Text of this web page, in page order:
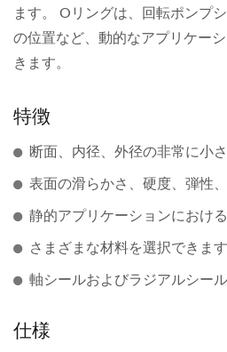
ます。 Oリングは、回転ポンプ
の位置など、動的なアプリケー
きます。
特徴
断面、内径、外径の非常に小
表面の滑らかさ、硬度、弾性
静的アプリケーションにおけ
さまざまな材料を選択できます
軸シールおよびラジアルシー
仕様